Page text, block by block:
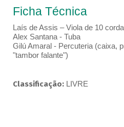
Ficha Técnica
Laís de Assis – Viola de 10
Alex Santana - Tuba
Gilú Amaral - Percuteria (caixa,
"tambor falante")
Classificação: LIVRE